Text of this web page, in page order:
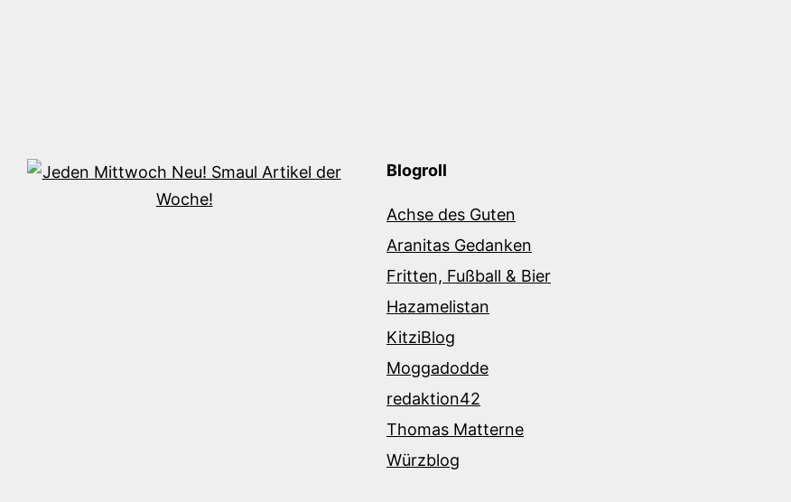
Blogroll
Achse des Guten
Aranitas Gedanken
Fritten, Fußball & Bier
Hazamelistan
KitziBlog
Moggadodde
redaktion42
Thomas Matterne
Würzblog